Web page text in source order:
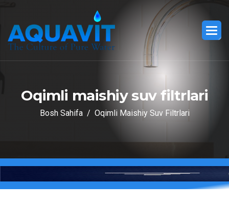
Oqimli maishiy suv filtrlari
Bosh Sahifa Oqimli Maishiy Suv Filtrlari